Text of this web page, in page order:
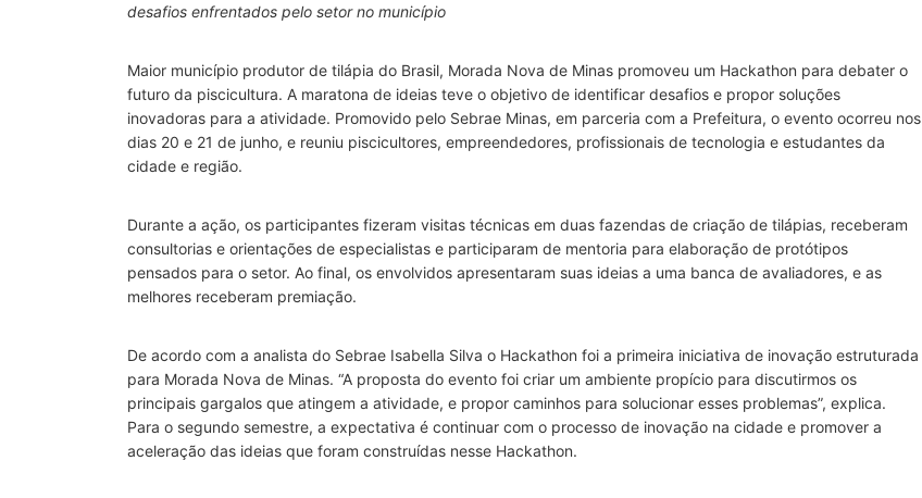
desafios enfrentados pelo setor no município
Maior município produtor de tilápia do Brasil, Morada Nova de Minas promoveu um Hackathon para debater o
futuro da piscicultura. A maratona de ideias teve o objetivo de identificar desafios e propor soluções
inovadoras para a atividade. Promovido pelo Sebrae Minas, em parceria com a Prefeitura, o evento ocorreu nos
dias 20 e 21 de junho, e reuniu piscicultores, empreendedores, profissionais de tecnologia e estudantes da
cidade e região.
Durante a ação, os participantes fizeram visitas técnicas em duas fazendas de criação de tilápias, receberam
consultorias e orientações de especialistas e participaram de mentoria para elaboração de protótipos
pensados para o setor. Ao final, os envolvidos apresentaram suas ideias a uma banca de avaliadores, e as
melhores receberam premiação.
De acordo com a analista do Sebrae Isabella Silva o Hackathon foi a primeira iniciativa de inovação estruturada
para Morada Nova de Minas. “A proposta do evento foi criar um ambiente propício para discutirmos os
principais gargalos que atingem a atividade, e propor caminhos para solucionar esses problemas”, explica.
Para o segundo semestre, a expectativa é continuar com o processo de inovação na cidade e promover a
aceleração das ideias que foram construídas nesse Hackathon.